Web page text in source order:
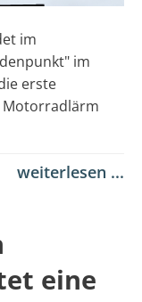
im
im
erste
Motorradlärm
weiterlesen ...
eine